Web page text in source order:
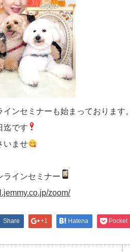
インセミナーも始まっております。
迄です
いませ
ラインセミナー
zoom/
Share +1 Hatena Pocket